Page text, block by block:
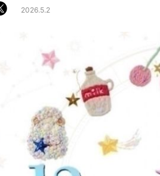
2026.5.2